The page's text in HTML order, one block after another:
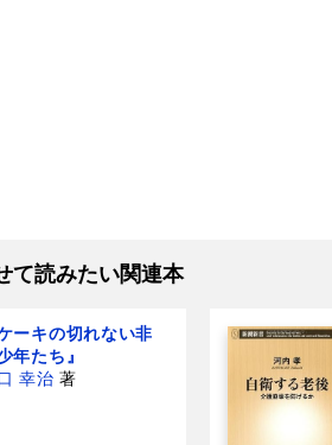
て読みたい関連本
ケーキの切れない非
年たち』
幸治 著